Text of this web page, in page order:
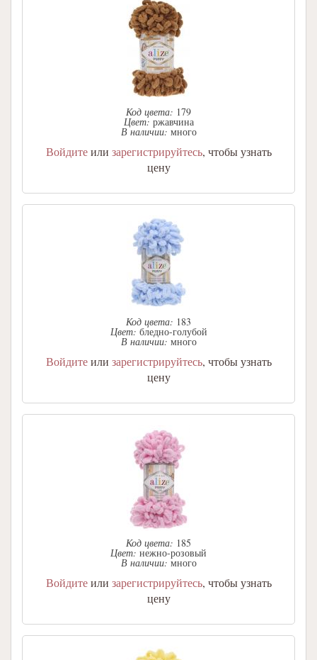
Код цвета: 179
Цвет: ржавчина
В наличии: много
Войдитеили зарегистрируйтесь, чтобы узнать
цену
Код цвета: 183
Цвет: бледно-голубой
В наличии: много
Войдитеили зарегистрируйтесь, чтобы узнать
цену
Код цвета: 185
Цвет: нежно-розовый
В наличии: много
Войдитеили зарегистрируйтесь, чтобы узнать
цену